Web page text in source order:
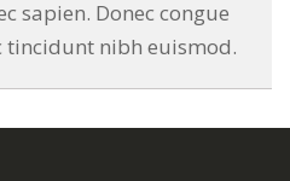
sapien. Donec congue
tincidunt nibh euismod.